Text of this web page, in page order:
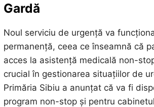
Gardă
Noul serviciu de urgență va
permanență, ceea ce înseamnă că
acces la asistență medicală non-
crucial în gestionarea situațiilor de
Primăria Sibiu a anunțat că va fi
program non-stop și pentru